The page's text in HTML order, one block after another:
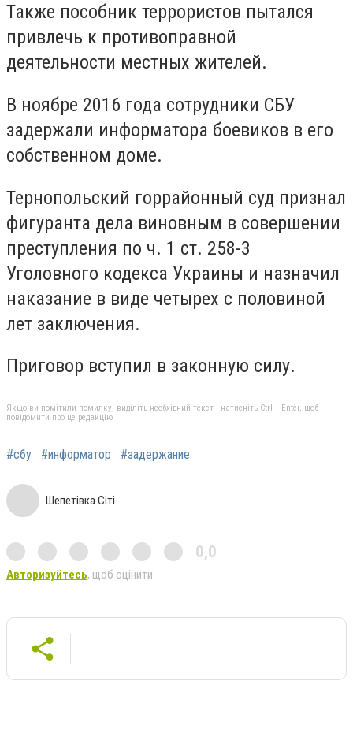
Также пособник террористов пытался
привлечь к противоправной
деятельности местных жителей.
В ноябре 2016 года сотрудники СБУ
задержали информатора боевиков в его
собственном доме.
Тернопольский горрайонный суд признал
фигуранта дела виновным в совершении
преступления по ч. 1 ст. 258-3
Уголовного кодекса Украины и назначил
наказание в виде четырех с половиной
лет заключения.
Приговор вступил в законную силу.
Якщо ви помітили помилку, виділіть необхідний текст і натисніть Ctrl + Enter, щоб
повідомити про це редакцію
#сбу #информатор #задержание
Шепетівка Сіті
0,0
Авторизуйтесь, щоб оцінити